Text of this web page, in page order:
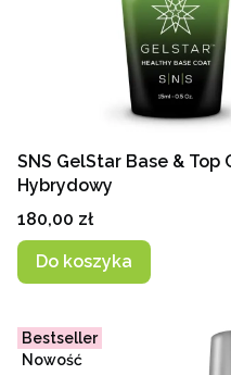
SNS GelStar Base & Top
Hybrydowy
Cena
180,00 zł
Do koszyka
Bestseller
Nowość